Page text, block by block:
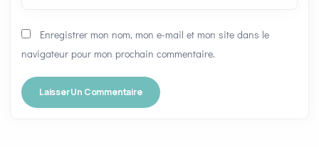
Enregistrer mon nom, mon e-mail et mon site dans le
navigateur pour mon prochain commentaire.